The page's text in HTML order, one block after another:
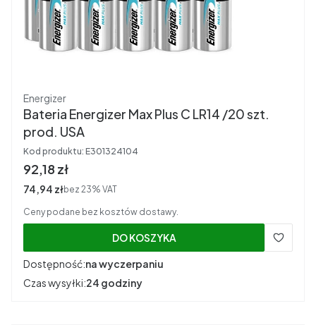
Producent
Energizer
Bateria Energizer Max Plus C LR14 /20 szt.
prod. USA
Kod produktu: E301324104
Cena brutto
92,18 zł
Cena netto
74,94 złbez 23% VAT
Ceny podane bez kosztów dostawy.
DO KOSZYKA
Dostępność:na wyczerpaniu
Czas wysyłki:24 godziny